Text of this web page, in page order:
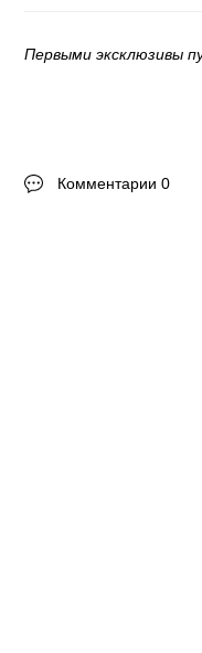
Первыми эксклюзивы
Комментарии 0